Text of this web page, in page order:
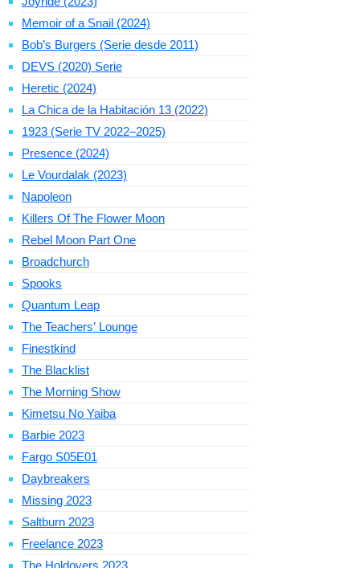
Memoir of a Snail (2024)
Bob’s Burgers (Serie desde 2011)
DEVS (2020) Serie
Heretic (2024)
La Chica de la Habitación 13 (2022)
1923 (Serie TV 2022–2025)
Presence (2024)
Le Vourdalak (2023)
Napoleon
Killers Of The Flower Moon
Rebel Moon Part One
Broadchurch
Spooks
Quantum Leap
The Teachers’ Lounge
Finestkind
The Blacklist
The Morning Show
Kimetsu No Yaiba
Barbie 2023
Fargo S05E01
Daybreakers
Missing 2023
Saltburn 2023
Freelance 2023
The Holdovers 2023